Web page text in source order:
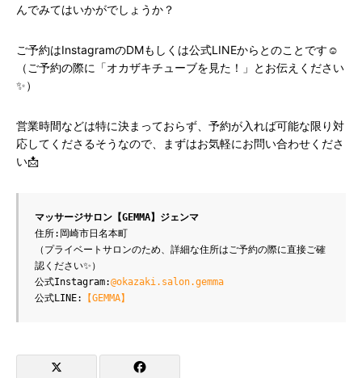
んでみてはいかがでしょうか？
ご予約はInstagramのDMもしくは公式LINEからとのことです☺️
（ご予約の際に「オカザキチューブを見た！」とお伝えください
✨）
営業時間などは特に決まっておらず、予約が入れば可能な限り対
応してくださるそうなので、まずはお気軽にお問い合わせくださ
い📩
マッサージサロン【GEMMA】ジェンマ
住所:岡崎市日名本町
（プライベートサロンのため、詳細な住所はご予約の際に直接ご確
認ください✨）
公式Instagram:@okazaki.salon.gemma
公式LINE:
【GEMMA】